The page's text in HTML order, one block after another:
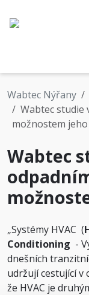
Wabtec Nýřany
Wabtec studie
možnostem
Wabtec
„Systémy HVAC (
Conditioning -
dnešních
udržují cestující v
že HVAC je